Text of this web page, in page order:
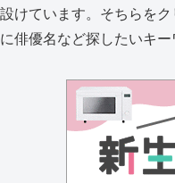
設けています。そちらをク
に俳優名など探したいキー